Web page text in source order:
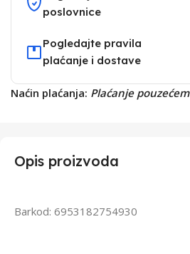
poslovnice
Pogledajte pravila
plaćanje i dostave
Naćin plaćanja: Plaćanje pouzećem
Opis proizvoda
Barkod: 6953182754930